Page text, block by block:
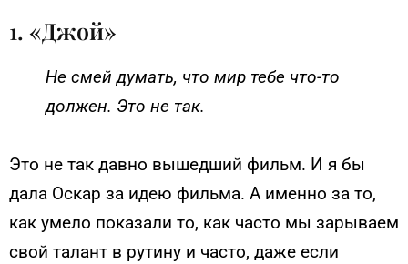
1. «Джой»
Не смей думать, что мир тебе что-то
должен. Это не так.
Это не так давно вышедший фильм. И я бы
дала Оскар за идею фильма. А именно за то,
как умело показали то, как часто мы зарываем
свой талант в рутину и часто, даже если